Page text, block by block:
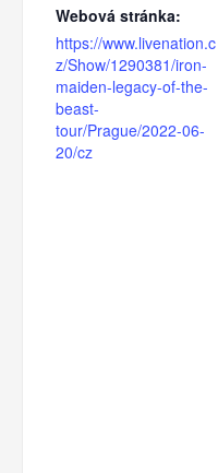
Webová stránka:
https://www.livenation.c
z/Show/1290381/iron-
maiden-legacy-of-the-
beast-
tour/Prague/2022-06-
20/cz